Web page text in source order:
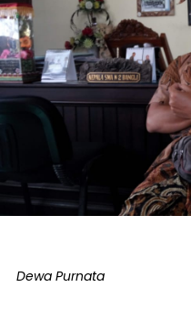
Dewa Purnata